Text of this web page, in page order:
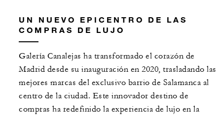
UN NUEVO EPICENTRO DE LAS
COMPRAS DE LUJO
Galería Canalejas ha transformado el corazón de
Madrid desde su inauguración en 2020, trasladando las
mejores marcas del exclusivo barrio de Salamanca al
centro de la ciudad. Este innovador destino de
compras ha redefinido la experiencia de lujo en la